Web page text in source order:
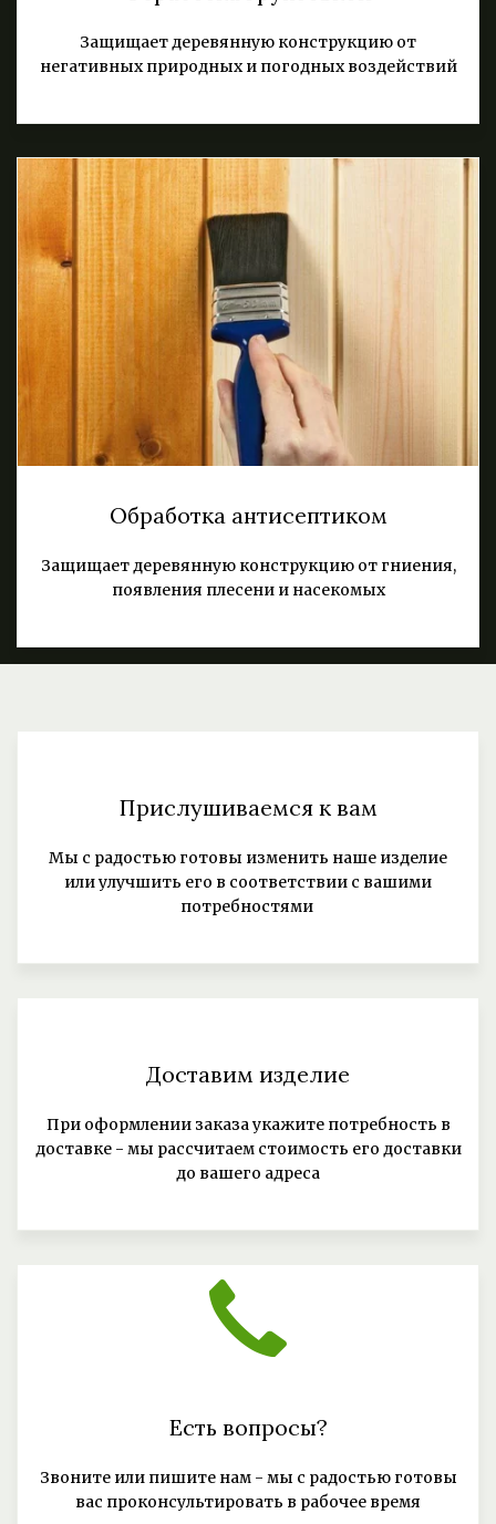
Защищает деревянную конструкцию от
негативных природных и погодных воздействий
Обработка антисептиком
Защищает деревянную конструкцию от гниения,
появления плесени и насекомых
Прислушиваемся к вам
Мы с радостью готовы изменить наше изделие
или улучшить его в соответствии с вашими
потребностями
Доставим изделие
При оформлении заказа укажите потребность в
доставке - мы рассчитаем стоимость его доставки
до вашего адреса
Есть вопросы?
Звоните или пишите нам - мы с радостью готовы
вас проконсультировать в рабочее время